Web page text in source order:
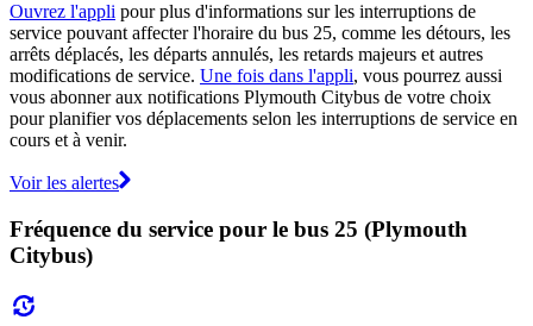
Ouvrez l'appli pour plus d'informations sur les interruptions de
service pouvant affecter l'horaire du bus 25, comme les détours, les
arrêts déplacés, les départs annulés, les retards majeurs et autres
modifications de service. Une fois dans l'appli, vous pourrez aussi
vous abonner aux notifications Plymouth Citybus de votre choix
pour planifier vos déplacements selon les interruptions de service en
cours et à venir.
Voir les alertes
Fréquence du service pour le bus 25 (Plymouth
Citybus)